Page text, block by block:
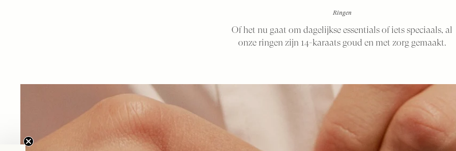
Ringen
Of het nu gaat om dagelijkse essentials of iets speciaals, al
onze ringen zijn 14-karaats goud en met zorg gemaakt.